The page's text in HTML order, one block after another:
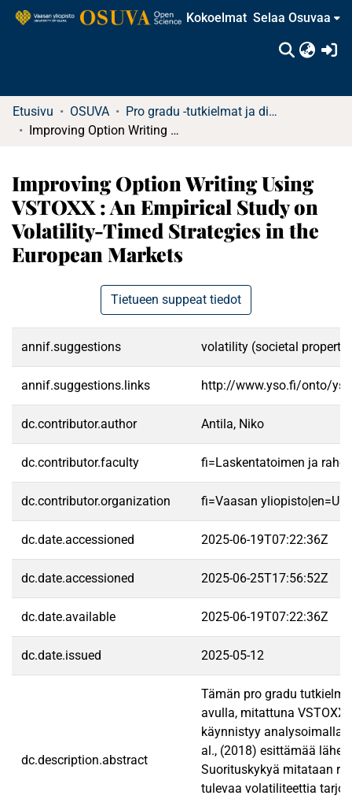
Kokoelmat Selaa Osuvaa
Etusivu OSUVA
Pro gradu -tutkielmat ja diplomityöt
Improving Option Writing Using VSTOXX : An Empirical Study on Volatility-Timed Strategies in the European Markets
Improving Option Writing Using
VSTOXX : An Empirical Study on
Volatility-Timed Strategies in the
European Markets
Tietueen suppeat tiedot
annif.suggestions volatility (societal
annif.suggestions.links http://www.yso.fi/onto/
dc.contributor.author Antila, Niko
dc.contributor.faculty fi=Laskentatoimen ja
dc.contributor.organization fi=Vaasan
dc.date.accessioned 2025-06-19T07:22:36Z
dc.date.accessioned 2025-06-25T17:56:52Z
dc.date.available 2025-06-19T07:22:36Z
dc.date.issued 2025-05-12
dc.description.abstract
Tämän pro gradu
avulla, mitattuna
käynnistyy analysoimalla
al., (2018) esittämää
Suorituskykyä mitataan
tulevaa volatiliteettia